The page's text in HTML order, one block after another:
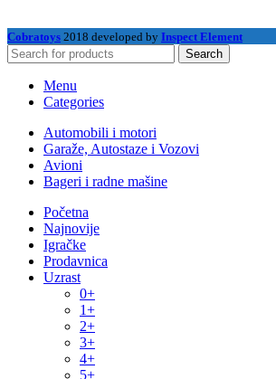
Cobratoys 2018 developed by Inspect Element
Search
Menu
Categories
Automobili i motori
Garaže, Autostaze i Vozovi
Avioni
Bageri i radne mašine
Početna
Najnovije
Igračke
Prodavnica
Uzrast
0+
1+
2+
3+
4+
5+